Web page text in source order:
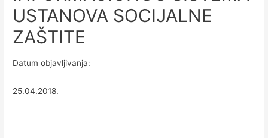
USTANOVA SOCIJALNE
ZAŠTITE
Datum objavljivanja:
25.04.2018.